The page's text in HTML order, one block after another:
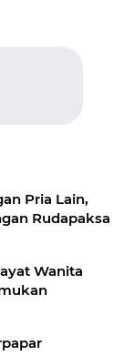
Pria Lain,
Rudapaksa